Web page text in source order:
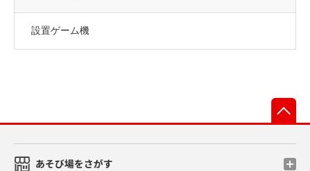
設置ゲーム機
あそび場をさがす